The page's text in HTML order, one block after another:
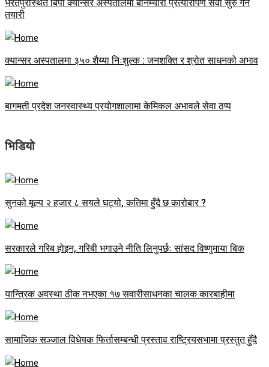
भरतपुरस्थित बिपी क्यान्सर अस्पतालमा बोनम्यारो प्रत्यारोपण सेवा सुरु गर्ने
तयारी
क्यान्सर अस्पतालमा ३५० शैय्या निःशुल्क : जनशक्ति र श्रोत साधनको अभाव
बागमती प्रदेश जनस्वास्थ्य प्रयोगशालामा केमिकल अभावले सेवा ठप्प
भिडियो
सुनको मूल्य २ हजार ८ सयले घट्यो, कतिमा हुँदै छ कारोबार ?
सरकारले गरिब होइन, गरिबी भगाउने नीति लिनुपर्छः सांसद विष्णुमाया बिक
यान्त्रिक अवस्था ठीक नभएका १७ सवारीसाधनका चालक कारबाहीमा
सामाजिक सञ्जाल विधेयक फिर्तासम्बन्धी प्रस्ताव राष्ट्रियसभामा प्रस्तुत हुँदै